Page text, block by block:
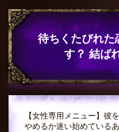
待ちくたびれた
す？ 結ば
【女性専用メニュー】彼
やめるか迷い始めている